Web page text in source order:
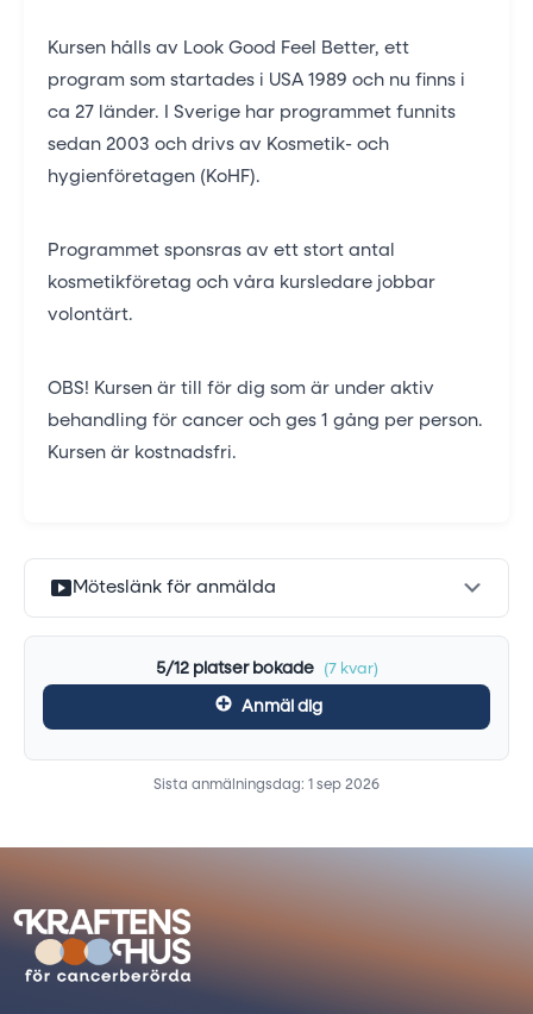
Kursen hålls av Look Good Feel Better, ett
program som startades i USA 1989 och nu finns i
ca 27 länder. I Sverige har programmet funnits
sedan 2003 och drivs av Kosmetik- och
hygienföretagen (KoHF).
Programmet sponsras av ett stort antal
kosmetikföretag och våra kursledare jobbar
volontärt.
OBS! Kursen är till för dig som är under aktiv
behandling för cancer och ges 1 gång per person.
Kursen är kostnadsfri.
Möteslänk för anmälda
5/12 platser bokade (7 kvar)
Anmäl dig
Sista anmälningsdag: 1 sep 2026